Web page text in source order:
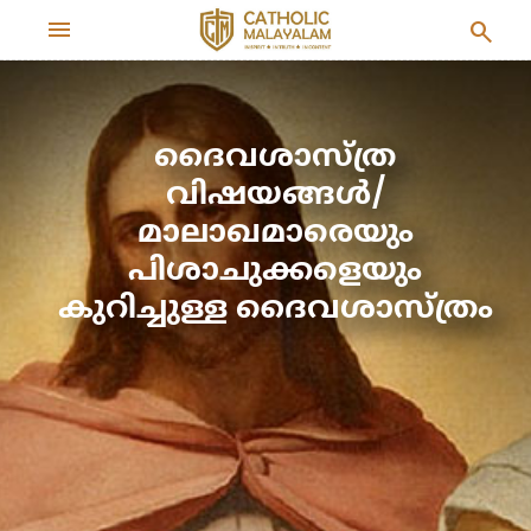
menu search
ദൈവശാസ്ത്ര
വിഷയങ്ങള്‍/
മാലാഖമാരെയും
പിശാചുക്കളെയും
കുറിച്ചുള്ള ദൈവശാസ്ത്രം